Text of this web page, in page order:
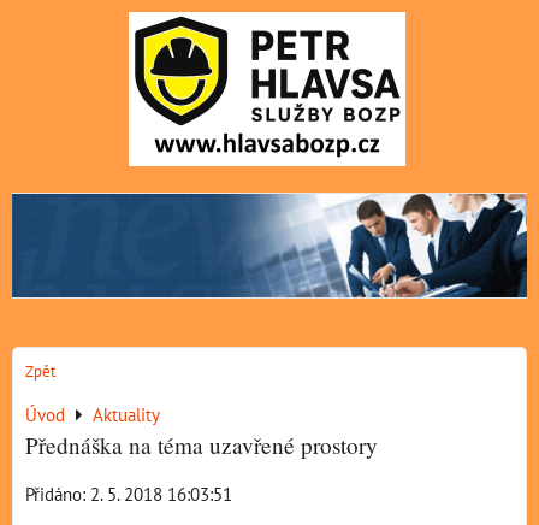
Zpět
Úvod Aktuality
Přednáška na téma uzavřené prostory
Přidáno: 2. 5. 2018 16:03:51